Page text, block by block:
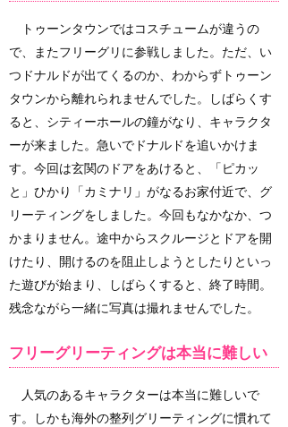
トゥーンタウンではコスチュームが違うの
で、またフリーグリに参戦しました。ただ、い
つドナルドが出てくるのか、わからずトゥーン
タウンから離れられませんでした。しばらくす
ると、シティーホールの鐘がなり、キャラクタ
ーが来ました。急いでドナルドを追いかけま
す。今回は玄関のドアをあけると、「ピカッ
と」ひかり「カミナリ」がなるお家付近で、グ
リーティングをしました。今回もなかなか、つ
かまりません。途中からスクルージとドアを開
けたり、開けるのを阻止しようとしたりといっ
た遊びが始まり、しばらくすると、終了時間。
残念ながら一緒に写真は撮れませんでした。
フリーグリーティングは本当に難しい
人気のあるキャラクターは本当に難しいで
す。しかも海外の整列グリーティングに慣れて